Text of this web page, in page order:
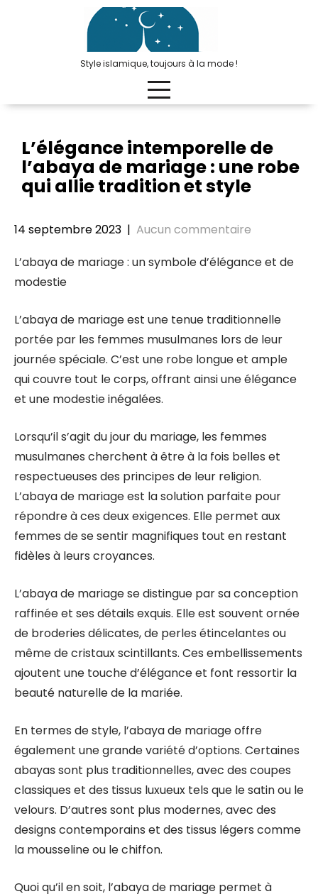
Style islamique, toujours à la mode !
L’élégance intemporelle de
l’abaya de mariage : une robe
qui allie tradition et style
14 septembre 2023 | Aucun commentaire
L’abaya de mariage : un symbole d’élégance et de
modestie
L’abaya de mariage est une tenue traditionnelle
portée par les femmes musulmanes lors de leur
journée spéciale. C’est une robe longue et ample
qui couvre tout le corps, offrant ainsi une élégance
et une modestie inégalées.
Lorsqu’il s’agit du jour du mariage, les femmes
musulmanes cherchent à être à la fois belles et
respectueuses des principes de leur religion.
L’abaya de mariage est la solution parfaite pour
répondre à ces deux exigences. Elle permet aux
femmes de se sentir magnifiques tout en restant
fidèles à leurs croyances.
L’abaya de mariage se distingue par sa conception
raffinée et ses détails exquis. Elle est souvent ornée
de broderies délicates, de perles étincelantes ou
même de cristaux scintillants. Ces embellissements
ajoutent une touche d’élégance et font ressortir la
beauté naturelle de la mariée.
En termes de style, l’abaya de mariage offre
également une grande variété d’options. Certaines
abayas sont plus traditionnelles, avec des coupes
classiques et des tissus luxueux tels que le satin ou le
velours. D’autres sont plus modernes, avec des
designs contemporains et des tissus légers comme
la mousseline ou le chiffon.
Quoi qu’il en soit, l’abaya de mariage permet à